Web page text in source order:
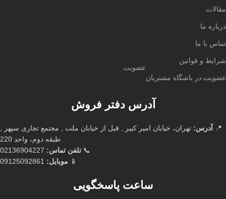
مقالات
درباره ما
تماس با ما
شرایط و قوانین
عضویت در باشگاه مشتریان
عضویت
آدرس دفتر فروش
📍 آدرس: تهران، خیابان امیر کبیر , قبل از خیابان ملت , مجتمع تجاری سپهر ,
طبقه دوم، واحد 220
📞 تلفن تماس:
📱 موبایل:
ساعت پاسخگویی